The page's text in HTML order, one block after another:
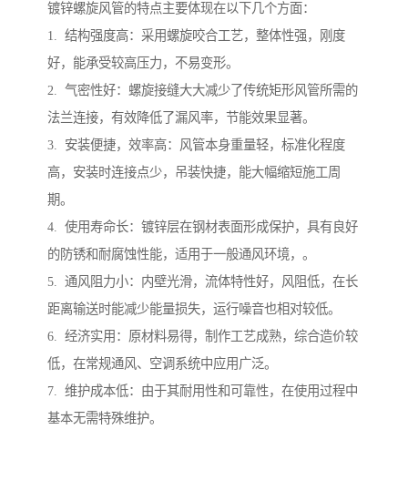
镀锌螺旋风管的特点主要体现在以下几个方面：
1. 结构强度高：采用螺旋咬合工艺，整体性强，刚度
好，能承受较高压力，不易变形。
2. 气密性好：螺旋接缝大大减少了传统矩形风管所需的
法兰连接，有效降低了漏风率，节能效果显著。
3. 安装便捷，效率高：风管本身重量轻，标准化程度
高，安装时连接点少，吊装快捷，能大幅缩短施工周
期。
4. 使用寿命长：镀锌层在钢材表面形成保护，具有良好
的防锈和耐腐蚀性能，适用于一般通风环境，。
5. 通风阻力小：内壁光滑，流体特性好，风阻低，在长
距离输送时能减少能量损失，运行噪音也相对较低。
6. 经济实用：原材料易得，制作工艺成熟，综合造价较
低，在常规通风、空调系统中应用广泛。
7. 维护成本低：由于其耐用性和可靠性，在使用过程中
基本无需特殊维护。